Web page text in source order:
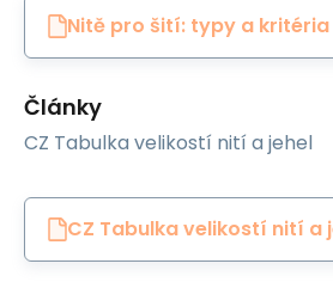
Nitě pro šití: typy a
Články
CZ Tabulka velikostí nití a jehel
CZ Tabulka velikostí nití a